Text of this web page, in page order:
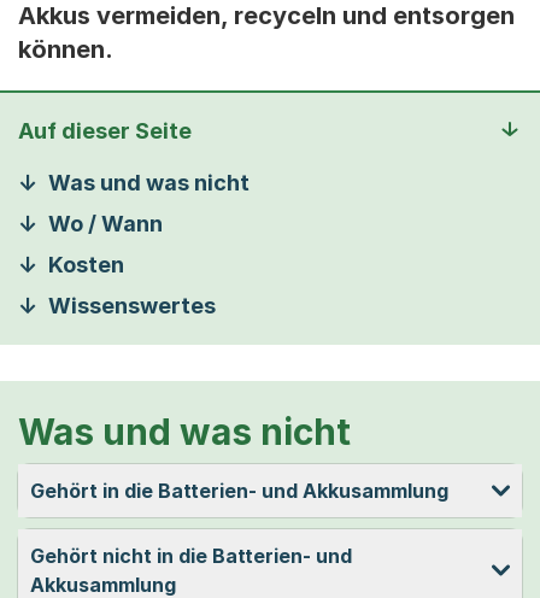
Akkus vermeiden, recyceln und entsorgen
können.
Auf dieser Seite
Was und was nicht
Wo / Wann
Kosten
Wissenswertes
Was und was nicht
Gehört in die Batterien- und Akkusammlung
Gehört nicht in die Batterien- und
Akkusammlung